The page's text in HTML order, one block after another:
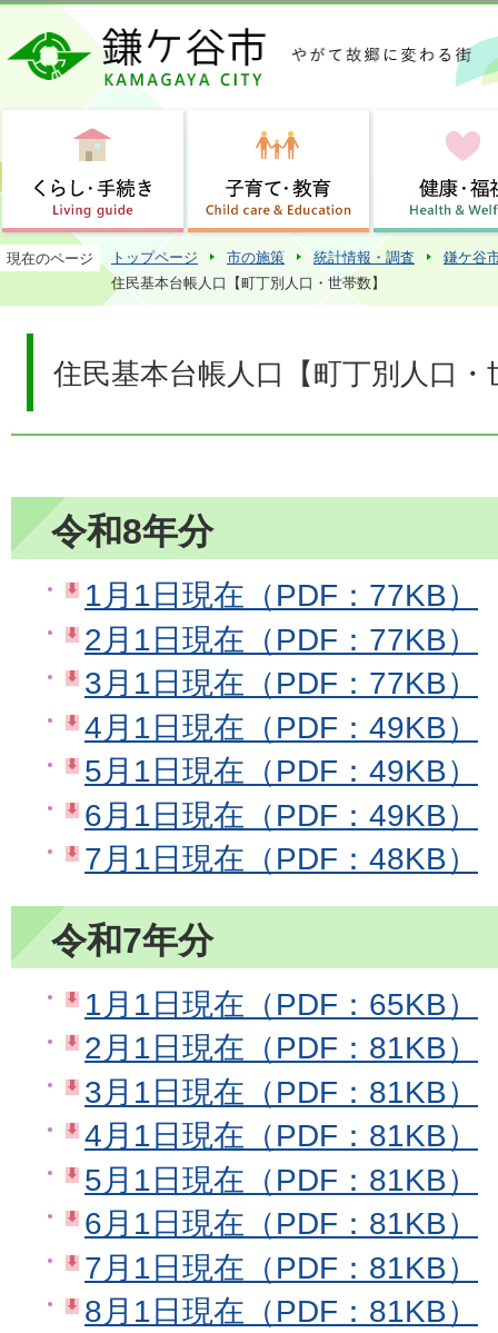
この
現在のページ トップページ 市の施策 統計情報・調査
鎌ケ谷
住民基本台帳人口【町丁別人口・世帯数】
住民基本台帳人口【町丁別人口・
令和8年分
1月1日現在（PDF：77KB）
2月1日現在（PDF：77KB）
3月1日現在（PDF：77KB）
4月1日現在（PDF：49KB）
5月1日現在（PDF：49KB）
6月1日現在（PDF：49KB）
7月1日現在（PDF：48KB）
令和7年分
1月1日現在（PDF：65KB）
2月1日現在（PDF：81KB）
3月1日現在（PDF：81KB）
4月1日現在（PDF：81KB）
5月1日現在（PDF：81KB）
6月1日現在（PDF：81KB）
7月1日現在（PDF：81KB）
8月1日現在（PDF：81KB）